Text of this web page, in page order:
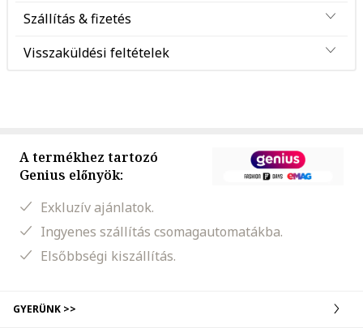
Szállítás & fizetés
Visszaküldési feltételek
A termékhez tartozó
Genius előnyök:
Exkluzív ajánlatok.
Ingyenes szállítás csomagautomatákba.
Elsőbbségi kiszállítás.
GYERÜNK >>